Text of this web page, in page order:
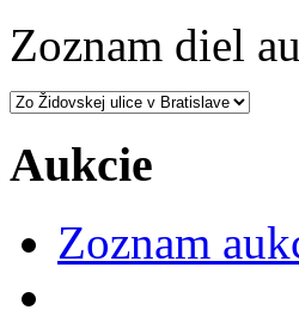
Zoznam diel
Aukcie
Zoznam